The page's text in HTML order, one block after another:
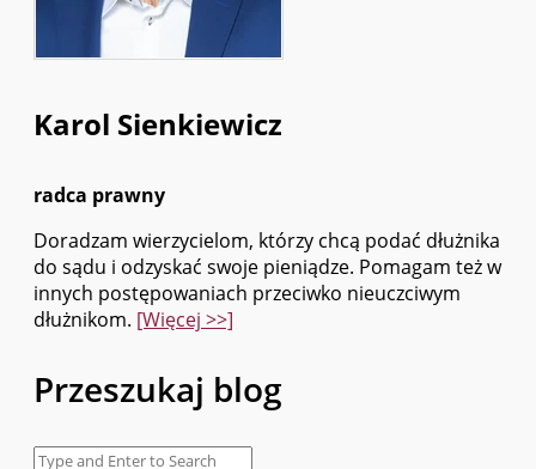
Karol Sienkiewicz
radca prawny
Doradzam wierzycielom, którzy chcą podać dłużnika
do sądu i odzyskać swoje pieniądze. Pomagam też w
innych postępowaniach przeciwko nieuczciwym
dłużnikom. [Więcej >>]
Przeszukaj blog